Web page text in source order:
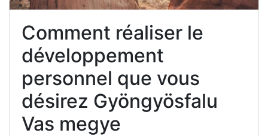
Comment réaliser le
développement
personnel que vous
désirez Gyöngyösfalu
Vas megye